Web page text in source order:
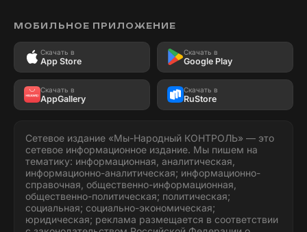
МОБИЛЬНОЕ ПРИЛОЖЕНИЕ
Скачать в
App Store
Скачать в
Google Play
Скачать в
AppGallery
Скачать в
RuStore
Сетевое издание «Мы-Народный КОНТРОЛЬ» — это
сетевое информационное издание. Мы пишем на
тематику: информационная, аналитическая,
информационно-аналитическая; информационно-
справочная, общественно-информационная,
общественно-политическая; политическая;
социальная; социально-экономическая;
юридическая; реклама размещается в соответствии